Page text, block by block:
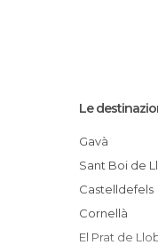
Le
Gavà
Sant Boi de
Castelldefels
Cornellà
El Prat de